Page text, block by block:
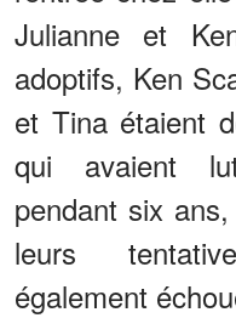
Julianne et
adoptifs, Ken
et Tina étaient
qui avaient
pendant six
leurs
également